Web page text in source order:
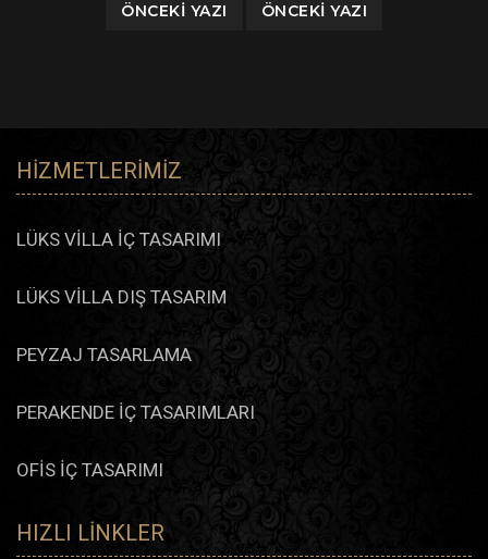
ÖNCEKI YAZI ÖNCEKI YAZI
HIZMETLERIMIZ
LÜKS VİLLA İÇ TASARIMI
LÜKS VİLLA DIŞ TASARIM
PEYZAJ TASARLAMA
PERAKENDE İÇ TASARIMLARI
OFİS İÇ TASARIMI
HIZLI LINKLER